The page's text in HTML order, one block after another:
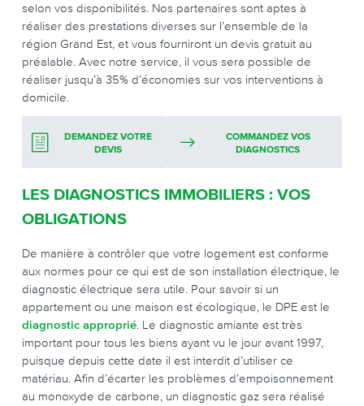
selon vos disponibilités. Nos partenaires sont aptes à
réaliser des prestations diverses sur l’ensemble de la
région Grand Est, et vous fourniront un devis gratuit au
préalable. Avec notre service, il vous sera possible de
réaliser jusqu’à 35% d’économies sur vos interventions à
domicile.
DEMANDEZ VOTRE
DEVIS
COMMANDEZ VOS
DIAGNOSTICS
LES DIAGNOSTICS IMMOBILIERS : VOS
OBLIGATIONS
De manière à contrôler que votre logement est conforme
aux normes pour ce qui est de son installation électrique, le
diagnostic électrique sera utile. Pour savoir si un
appartement ou une maison est écologique, le DPE est le
diagnostic approprié. Le diagnostic amiante est très
important pour tous les biens ayant vu le jour avant 1997,
puisque depuis cette date il est interdit d’utiliser ce
matériau. Afin d’écarter les problèmes d’empoisonnement
au monoxyde de carbone, un diagnostic gaz sera réalisé